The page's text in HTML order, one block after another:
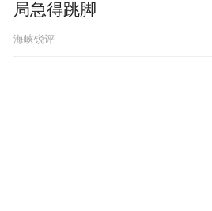
局急得跳脚
海峡锐评